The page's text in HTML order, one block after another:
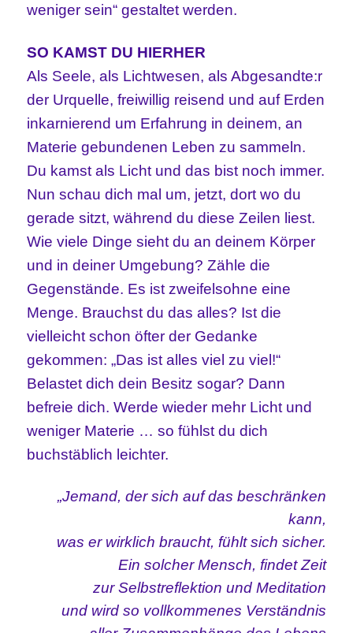
weniger sein“ gestaltet werden.
SO KAMST DU HIERHER
Als Seele, als Lichtwesen, als Abgesandte:r
der Urquelle, freiwillig reisend und auf Erden
inkarnierend um Erfahrung in deinem, an
Materie gebundenen Leben zu sammeln.
Du kamst als Licht und das bist noch immer.
Nun schau dich mal um, jetzt, dort wo du
gerade sitzt, während du diese Zeilen liest.
Wie viele Dinge sieht du an deinem Körper
und in deiner Umgebung? Zähle die
Gegenstände. Es ist zweifelsohne eine
Menge. Brauchst du das alles? Ist die
vielleicht schon öfter der Gedanke
gekommen: „Das ist alles viel zu viel!“
Belastet dich dein Besitz sogar? Dann
befreie dich. Werde wieder mehr Licht und
weniger Materie … so fühlst du dich
buchstäblich leichter.
„Jemand, der sich auf das beschränken
kann,
was er wirklich braucht, fühlt sich sicher.
Ein solcher Mensch, findet Zeit
zur Selbstreflektion und Meditation
und wird so vollkommenes Verständnis